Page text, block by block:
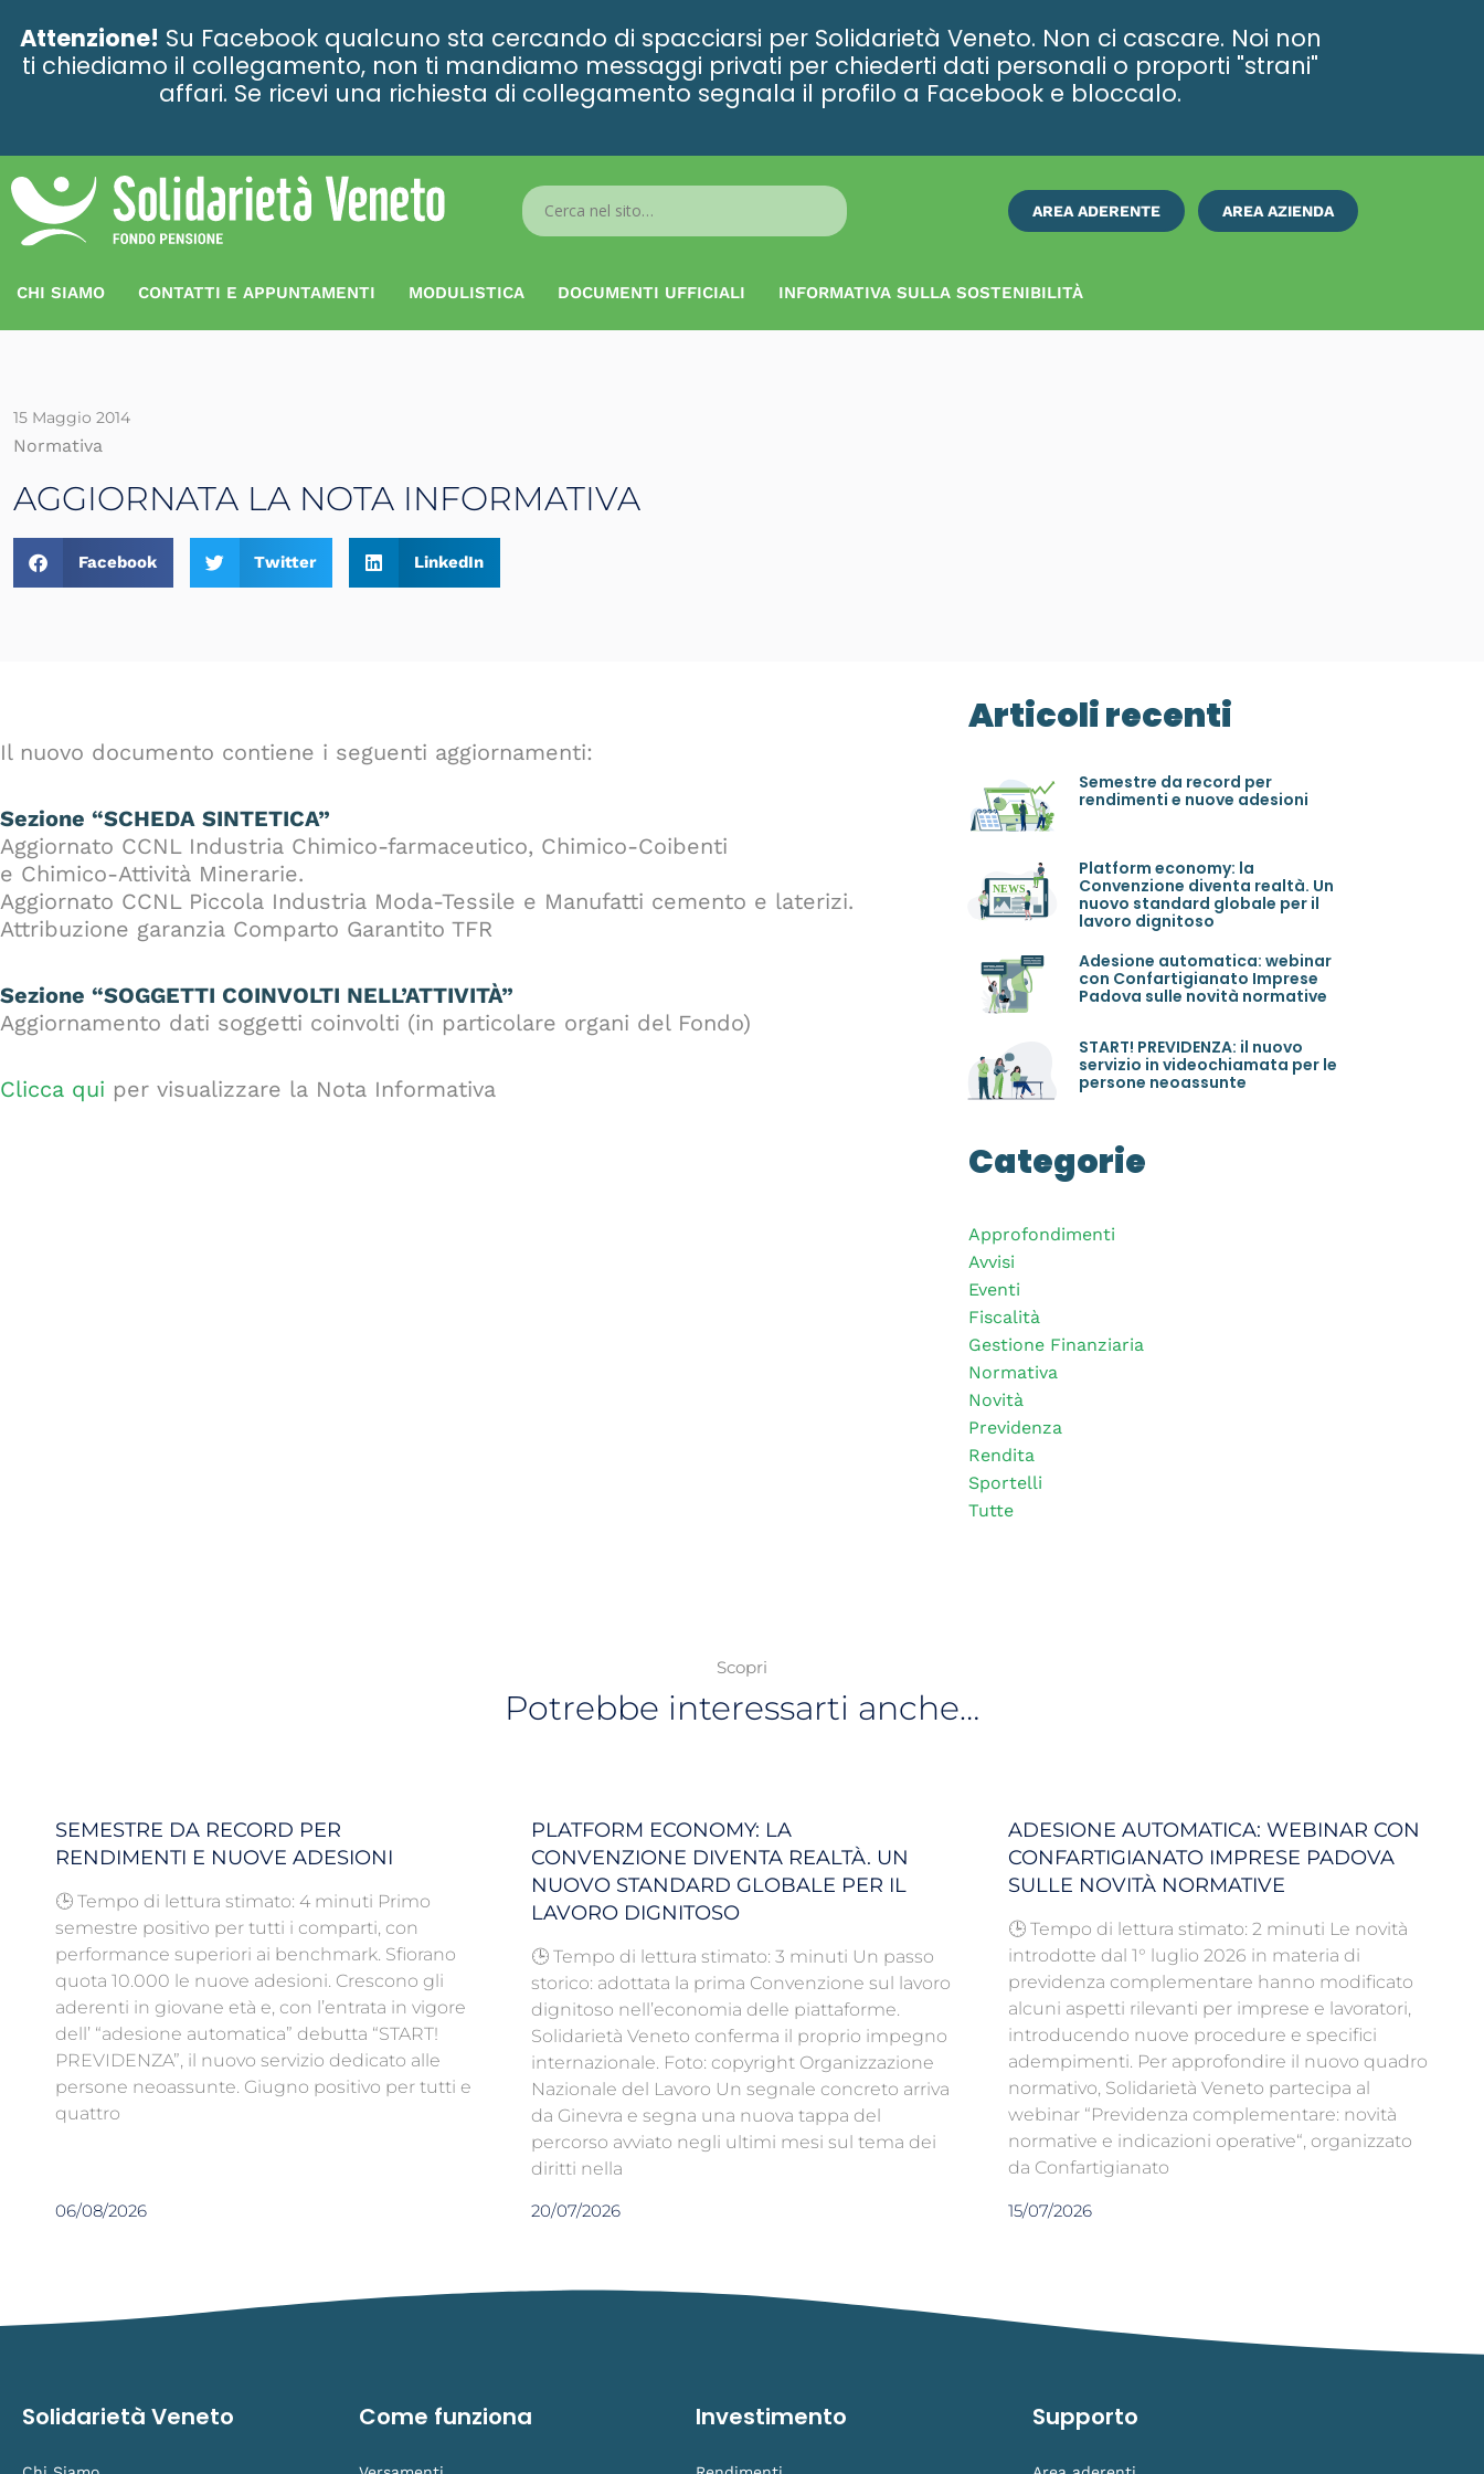
Attenzione! Su Facebook qualcuno sta cercando di spacciarsi per Solidarietà Veneto. Non ci cascare. Noi non
ti chiediamo il collegamento, non ti mandiamo messaggi privati per chiederti dati personali o proporti "strani"
affari. Se ricevi una richiesta di collegamento segnala il profilo a Facebook e bloccalo.
Search
...
AREA ADERENTE AREA AZIENDA
CHI SIAMO CONTATTI E APPUNTAMENTI MODULISTICA DOCUMENTI UFFICIALI INFORMATIVA SULLA SOSTENIBILITÀ
ISCRIVITI
15 Maggio 2014
Normativa
AGGIORNATA LA NOTA INFORMATIVA
Facebook Twitter LinkedIn
Il nuovo documento contiene i seguenti aggiornamenti:
Sezione “SCHEDA SINTETICA”
Aggiornato CCNL Industria Chimico-farmaceutico, Chimico-Coibenti
e Chimico-Attività Minerarie.
Aggiornato CCNL Piccola Industria Moda-Tessile e Manufatti cemento e laterizi.
Attribuzione garanzia Comparto Garantito TFR
Sezione “SOGGETTI COINVOLTI NELL’ATTIVITÀ”
Aggiornamento dati soggetti coinvolti (in particolare organi del Fondo)
Clicca qui per visualizzare la Nota Informativa
Articoli recenti
Semestre da record per
rendimenti e nuove adesioni
Platform economy: la
Convenzione diventa realtà. Un
nuovo standard globale per il
lavoro dignitoso
Adesione automatica: webinar
con Confartigianato Imprese
Padova sulle novità normative
START! PREVIDENZA: il nuovo
servizio in videochiamata per le
persone neoassunte
Categorie
Approfondimenti
Avvisi
Eventi
Fiscalità
Gestione Finanziaria
Normativa
Novità
Previdenza
Rendita
Sportelli
Tutte
Scopri
Potrebbe interessarti anche…
SEMESTRE DA RECORD PER
RENDIMENTI E NUOVE ADESIONI
🕒 Tempo di lettura stimato: 4 minuti Primo
semestre positivo per tutti i comparti, con
performance superiori ai benchmark. Sfiorano
quota 10.000 le nuove adesioni. Crescono gli
aderenti in giovane età e, con l’entrata in vigore
dell’ “adesione automatica” debutta “START!
PREVIDENZA”, il nuovo servizio dedicato alle
persone neoassunte. Giugno positivo per tutti e
quattro
06/08/2026
PLATFORM ECONOMY: LA
CONVENZIONE DIVENTA REALTÀ. UN
NUOVO STANDARD GLOBALE PER IL
LAVORO DIGNITOSO
🕒 Tempo di lettura stimato: 3 minuti Un passo
storico: adottata la prima Convenzione sul lavoro
dignitoso nell’economia delle piattaforme.
Solidarietà Veneto conferma il proprio impegno
internazionale. Foto: copyright Organizzazione
Nazionale del Lavoro Un segnale concreto arriva
da Ginevra e segna una nuova tappa del
percorso avviato negli ultimi mesi sul tema dei
diritti nella
20/07/2026
ADESIONE AUTOMATICA: WEBINAR CON
CONFARTIGIANATO IMPRESE PADOVA
SULLE NOVITÀ NORMATIVE
🕒 Tempo di lettura stimato: 2 minuti Le novità
introdotte dal 1° luglio 2026 in materia di
previdenza complementare hanno modificato
alcuni aspetti rilevanti per imprese e lavoratori,
introducendo nuove procedure e specifici
adempimenti. Per approfondire il nuovo quadro
normativo, Solidarietà Veneto partecipa al
webinar “Previdenza complementare: novità
normative e indicazioni operative“, organizzato
da Confartigianato
15/07/2026
Solidarietà Veneto Come funziona Investimento Supporto